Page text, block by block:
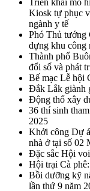
Triển khai mô
Kiosk tự phục
ngành y tế
Phó Thủ tướng
dựng khu công
Thành phố
đổi số và phát
Bế mạc Lễ hội
Đắk Lắk giành
Động thổ xây
36 thí sinh
2025
Khởi công Dự
nhà ở tại số 02
Đặc sắc Hội
Hội trại Cà
Bồi dưỡng kỹ
lần thứ 9 năm